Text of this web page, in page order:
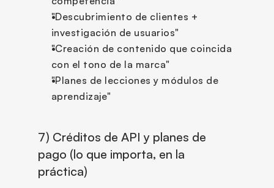
"Descubrimiento de clientes +
investigación de usuarios"
"Creación de contenido que coincida
con el tono de la marca"
"Planes de lecciones y módulos de
aprendizaje"
7) Créditos de API y planes de
pago (lo que importa, en la
práctica)